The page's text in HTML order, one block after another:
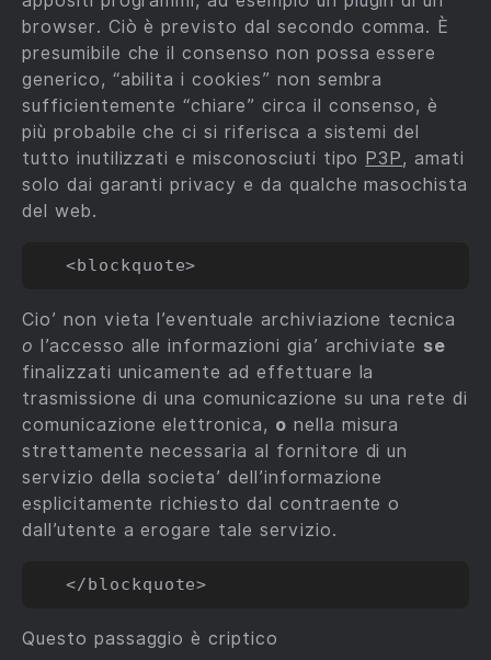
browser. Ciò è previsto dal secondo comma. È
presumibile che il consenso non possa essere
generico, “abilita i cookies” non sembra
sufficientemente “chiare” circa il consenso, è
più probabile che ci si riferisca a sistemi del
tutto inutilizzati e misconosciuti tipo P3P, amati
solo dai garanti privacy e da qualche masochista
del web.
Cio’ non vieta l’eventuale archiviazione tecnica
o l’accesso alle informazioni gia’ archiviate se
finalizzati unicamente ad effettuare la
trasmissione di una comunicazione su una rete di
comunicazione elettronica, o nella misura
strettamente necessaria al fornitore di un
servizio della societa’ dell’informazione
esplicitamente richiesto dal contraente o
dall’utente a erogare tale servizio.
Questo passaggio è criptico